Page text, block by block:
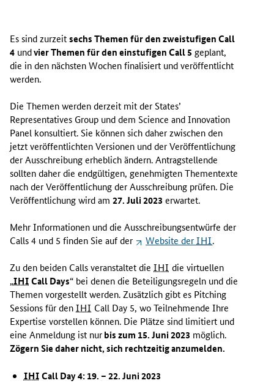
Es sind zurzeitsechs Themen für den zweistufigenCall
4 undvier Themen für den einstufigenCall5 geplant,
die in den nächsten Wochen finalisiert und veröffentlicht
werden.
Die Themen werden derzeit mit derStates’
Representatives Group und dem Science and Innovation
Panel konsultiert. Sie können sich daher zwischen den
jetzt veröffentlichten Versionen und der Veröffentlichung
der Ausschreibung erheblich ändern. Antragstellende
sollten daher die endgültigen, genehmigten Thementexte
nach der Veröffentlichung der Ausschreibung prüfen. Die
Veröffentlichung wird am 27. Juli 2023 erwartet.
Mehr Informationen und die Ausschreibungsentwürfe der
Calls4 und 5 finden Sie auf der Website derIHI.
Zu den beiden Callsveranstaltet die IHI die virtuellen
„IHICall Days“ bei denen die Beteiligungsregeln und die
Themen vorgestellt werden. Zusätzlich gibt es Pitching
Sessionsfür denIHI Call Day 5, wo Teilnehmende Ihre
Expertise vorstellen können. Die Plätze sind limitiert und
eine Anmeldung ist nurbis zum 15. Juni 2023 möglich.
Zögern Sie daher nicht, sich rechtzeitig anzumelden.
IHICall Day 4: 19. – 22. Juni 2023